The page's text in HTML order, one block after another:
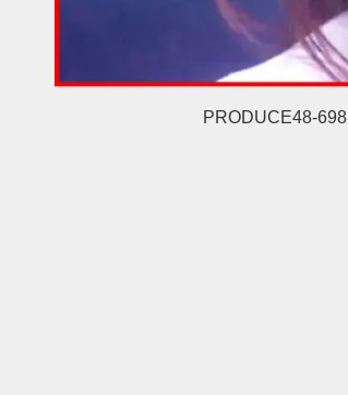
PRODUCE48-698